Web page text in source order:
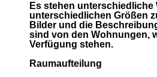
Es stehen unterschiedliche
unterschiedlichen Größen
Bilder und die
sind von den Wohnungen,
Verfügung stehen.
Raumaufteilung